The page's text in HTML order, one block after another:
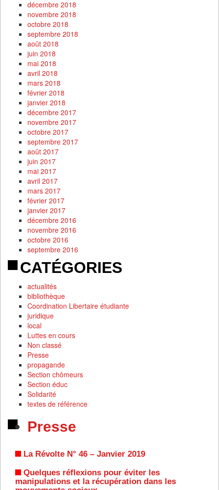
décembre 2018
novembre 2018
octobre 2018
septembre 2018
août 2018
juin 2018
mai 2018
avril 2018
mars 2018
février 2018
janvier 2018
décembre 2017
novembre 2017
octobre 2017
septembre 2017
août 2017
juin 2017
mai 2017
avril 2017
mars 2017
février 2017
janvier 2017
décembre 2016
novembre 2016
octobre 2016
septembre 2016
CATÉGORIES
actualités
bibliothèque
Coordination Libertaire étudiante
juridique
local
Luttes en cours
Non classé
Presse
propagande
Section chômeurs
Section éduc
Solidarité
textes de référence
Presse
La Révolte N° 46 – Janvier 2019
Quelques réflexions pour éviter les
manipulations et la récupération dans les